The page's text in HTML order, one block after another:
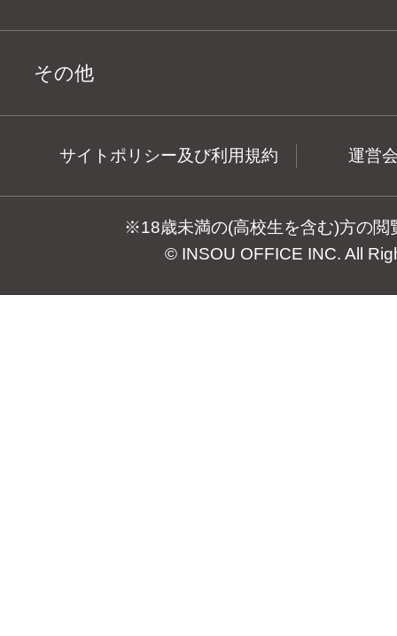
その他
サイトポリシー及び利用規約 運営
※18歳未満の(高校生を含む)方の閲
© INSOU OFFICE INC. All